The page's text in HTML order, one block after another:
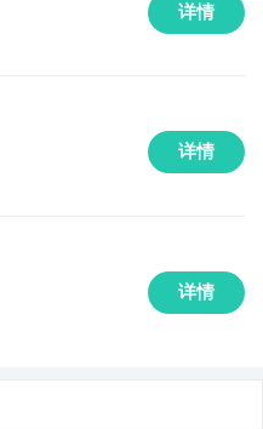
详情
详情
详情